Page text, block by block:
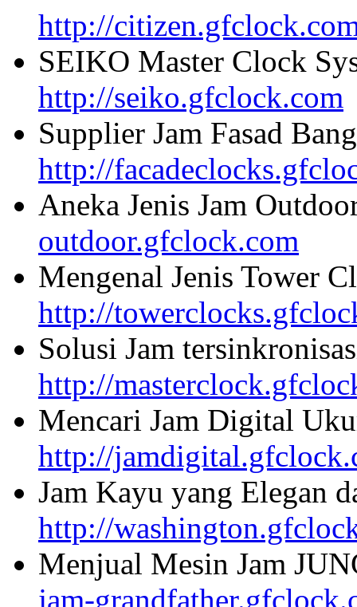
http://
SEIKO Master Clock
http://seiko.gfclock.com
Supplier Jam Fasad
http://
Aneka Jenis Jam
outdoor.gfclock.com
Mengenal Jenis Tower
http://
Solusi Jam
http://
Mencari Jam Digital
http://
Jam Kayu yang Elegan
http://
Menjual Mesin Jam
jam-